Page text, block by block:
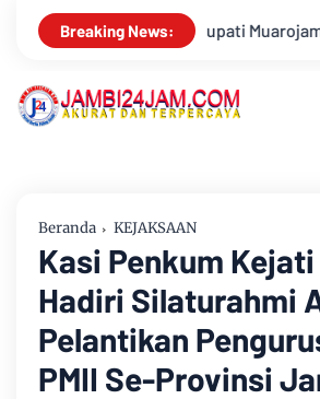
Breaking News:
HUT Ke 17 Desa Mingkung Jaya Ajak
Beranda KEJAKSAAN
Kasi Penkum
Hadiri Silaturahmi
Pelantikan
PMII Se-Provinsi